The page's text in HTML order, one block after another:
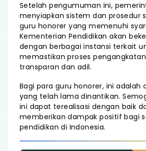
Setelah pengumuman ini,
menyiapkan sistem dan prosedur
guru honorer yang memenuhi
Kementerian Pendidikan akan
dengan berbagai instansi terkait
memastikan proses
transparan dan adil.
Bagi para guru honorer, ini adalah
yang telah lama dinantikan.
ini dapat terealisasi dengan baik
memberikan dampak positif bagi
pendidikan di Indonesia.